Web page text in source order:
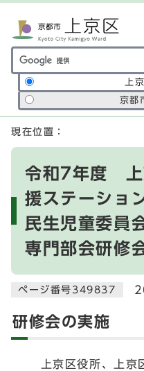
サイト内検索の範囲
上
京都
ここから本文です
現在位置：
令和7年度 上
援ステーショ
民生児童委員
専門部会研修
ページ番号349837
研修会の実施
上京区役所、上京